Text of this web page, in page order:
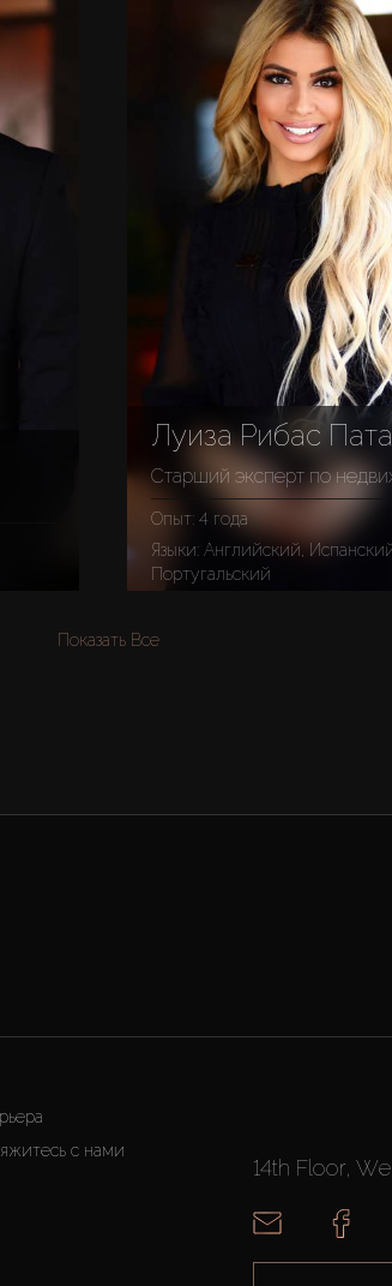
Луиза Рибас
Опыт: 4 года
Языки: Английский, Испанский,
Португальский
Показать Все
с нами
14th Floor,